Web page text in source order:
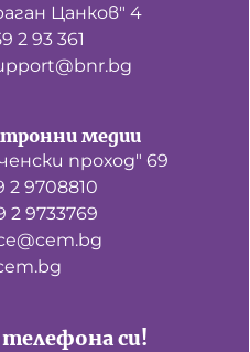
Цанков" 4
2 93 361
си!
медии
проход" 69
2 9708810
2 9733769